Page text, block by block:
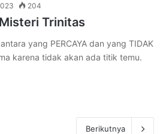
204
Trinitas
yang PERCAYA dan yang TIDAK
karena tidak akan ada titik temu.
Berikutnya